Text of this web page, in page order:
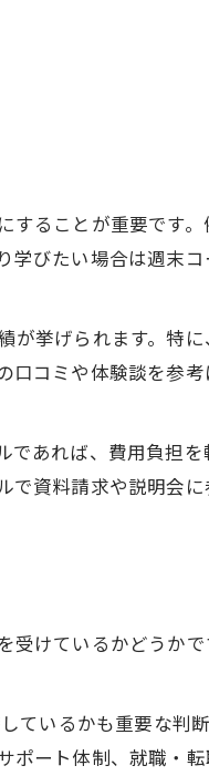
実現
れ
影響
コツ
び方
流れ
ト
説
内容
とは
ることが重要です
びたい場合は週末
挙げられます。特
コミや体験談を参
あれば、費用負担
資料請求や説明会
けているかどうか
ているかも重要な判
ート体制、就職・